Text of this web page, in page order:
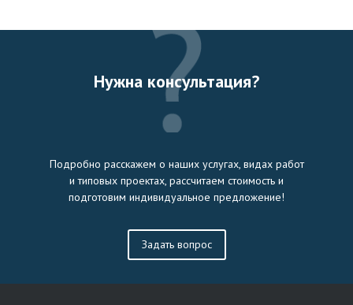
Нужна консультация?
Подробно расскажем о наших услугах, видах работ
и типовых проектах, рассчитаем стоимость и
подготовим индивидуальное предложение!
Задать вопрос